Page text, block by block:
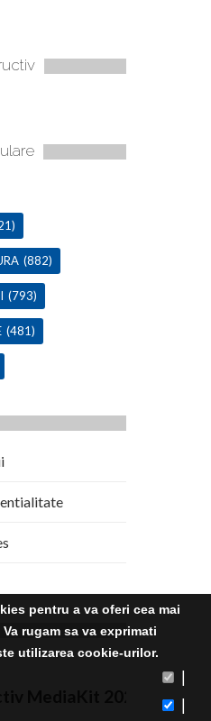
(882)
(793)
(481)
MediaKit 2020
pentru a va oferi cea mai
rugam sa va exprimati
utilizarea cookie-urilor.